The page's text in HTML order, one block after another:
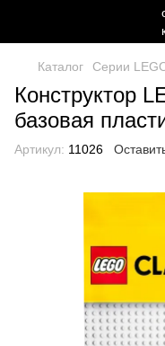
Каталог Серии
Конструктор
базовая
Артикул: 11026